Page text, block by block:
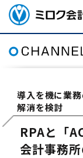
ミロク会計人会
ACCOUNTING
ASSOCIATION
導入を機に業
解消を検討
RPAと「
会計事務